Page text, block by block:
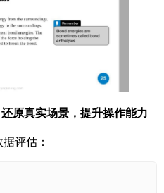
原真实场景，提升操作能力
评估：